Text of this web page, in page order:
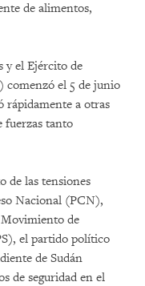
de alimentos,
y el Ejército de
comenzó el 5 de junio
rápidamente a otras
fuerzas tanto
de las tensiones
Nacional (PCN),
de
el partido político
de Sudán
de seguridad en el